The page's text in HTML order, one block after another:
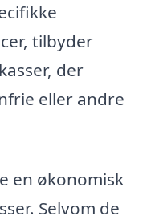
tilbyder
der
eller andre
en økonomisk
Selvom de